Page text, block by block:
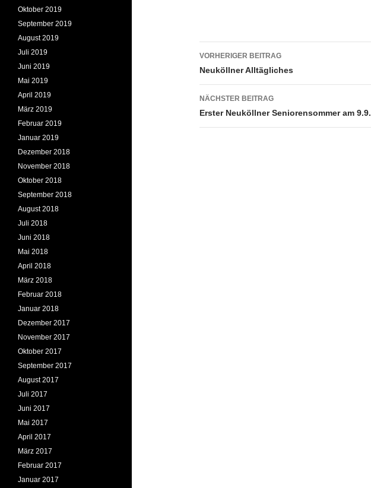
Beitragsnavigation
VORHERIGER BEITRAG
Neuköllner Alltägliches
NÄCHSTER BEITRAG
Erster Neuköllner Seniorensommer am 9.9.
Oktober 2019
September 2019
August 2019
Juli 2019
Juni 2019
Mai 2019
April 2019
März 2019
Februar 2019
Januar 2019
Dezember 2018
November 2018
Oktober 2018
September 2018
August 2018
Juli 2018
Juni 2018
Mai 2018
April 2018
März 2018
Februar 2018
Januar 2018
Dezember 2017
November 2017
Oktober 2017
September 2017
August 2017
Juli 2017
Juni 2017
Mai 2017
April 2017
März 2017
Februar 2017
Januar 2017